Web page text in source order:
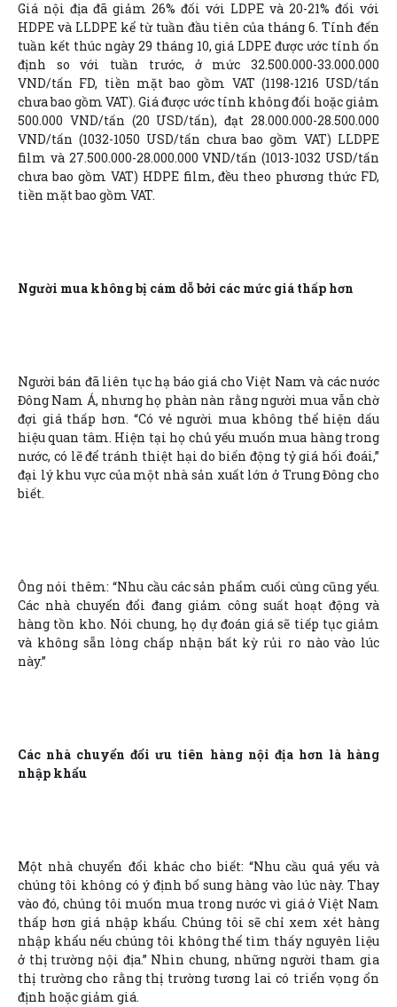
Giá nội địa đã giảm 26% đối với LDPE và 20-21% đối với
HDPE và LLDPE kể từ tuần đầu tiên của tháng 6. Tính đến
tuần kết thúc ngày 29 tháng 10, giá LDPE được ước tính ổn
định so với tuần trước, ở mức 32.500.000-33.000.000
VND/tấn FD, tiền mặt bao gồm VAT (1198-1216 USD/tấn
chưa bao gồm VAT). Giá được ước tính không đổi hoặc giảm
500.000 VND/tấn (20 USD/tấn), đạt 28.000.000-28.500.000
VND/tấn (1032-1050 USD/tấn chưa bao gồm VAT) LLDPE
film và 27.500.000-28.000.000 VND/tấn (1013-1032 USD/tấn
chưa bao gồm VAT) HDPE film, đều theo phương thức FD,
tiền mặt bao gồm VAT.
Người mua không bị cám dỗ bởi các mức giá thấp hơn
Người bán đã liên tục hạ báo giá cho Việt Nam và các nước
Đông Nam Á, nhưng họ phàn nàn rằng người mua vẫn chờ
đợi giá thấp hơn. “Có vẻ người mua không thể hiện dấu
hiệu quan tâm. Hiện tại họ chủ yếu muốn mua hàng trong
nước, có lẽ để tránh thiệt hại do biến động tỷ giá hối đoái,”
đại lý khu vực của một nhà sản xuất lớn ở Trung Đông cho
biết.
Ông nói thêm: “Nhu cầu các sản phẩm cuối cùng cũng yếu.
Các nhà chuyển đổi đang giảm công suất hoạt động và
hàng tồn kho. Nói chung, họ dự đoán giá sẽ tiếp tục giảm
và không sẵn lòng chấp nhận bất kỳ rủi ro nào vào lúc
này.”
Các nhà chuyển đổi ưu tiên hàng nội địa hơn là hàng
nhập khẩu
Một nhà chuyển đổi khác cho biết: “Nhu cầu quá yếu và
chúng tôi không có ý định bổ sung hàng vào lúc này. Thay
vào đó, chúng tôi muốn mua trong nước vì giá ở Việt Nam
thấp hơn giá nhập khẩu. Chúng tôi sẽ chỉ xem xét hàng
nhập khẩu nếu chúng tôi không thể tìm thấy nguyên liệu
ở thị trường nội địa.” Nhìn chung, những người tham gia
thị trường cho rằng thị trường tương lai có triển vọng ổn
định hoặc giảm giá.